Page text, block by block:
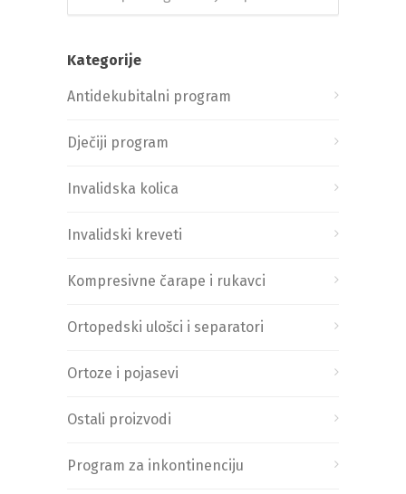
Kategorije
Antidekubitalni program
Dječiji program
Invalidska kolica
Invalidski kreveti
Kompresivne čarape i rukavci
Ortopedski ulošci i separatori
Ortoze i pojasevi
Ostali proizvodi
Program za inkontinenciju